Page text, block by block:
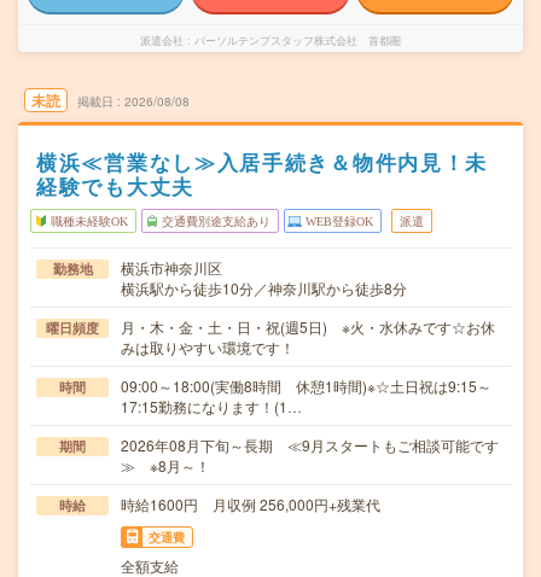
派遣会社 パーソルテンプスタッフ株式会社 首都圏
未読 掲載日 2026/08/08
横浜≪営業なし≫入居手続き＆物件内見！未
経験でも大丈夫
職種未経験OK 交通費別途支給あり WEB登録OK 派遣
勤務地
横浜市神奈川区
横浜駅から徒歩10分／神奈川駅から徒歩8分
曜日頻度
月・木・金・土・日・祝(週5日) ※火・水休みです☆お休
みは取りやすい環境です！
時間
09:00～18:00(実働8時間 休憩1時間)※☆土日祝は9:15～
17:15勤務になります！(1…
期間
2026年08月下旬～長期 ≪9月スタートもご相談可能です
≫ ※8月～！
時給 時給1600円 月収例 256,000円+残業代
交通費
全額支給